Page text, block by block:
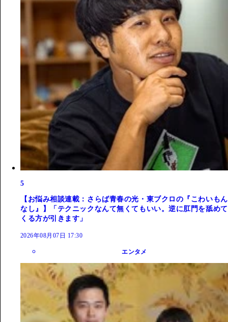
5
【お悩み相談連載：さらば青春の光・東ブクロの『こわいもん
なし』】「テクニックなんて無くてもいい。逆に肛門を舐めて
くる方が引きます」
2026年08月07日 17:30
エンタメ